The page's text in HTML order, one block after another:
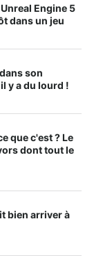
Engine 5
dans un jeu
son
y a du lourd !
que c'est ? Le
dont tout le
bien arriver à